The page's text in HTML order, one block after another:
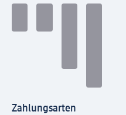
Zahlungsarten